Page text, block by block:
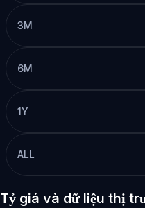
3M
6M
1Y
ALL
Tỷ giá và dữ liệu thị